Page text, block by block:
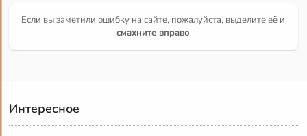
Если вы заметили ошибку на сайте, пожалуйста, выделите её и
смахните вправо
Интересное